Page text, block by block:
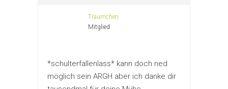
Traumchen
Mitglied
*schulterfallenlass* kann doch ned
möglich sein ARGH aber ich danke dir